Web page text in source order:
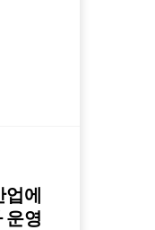
에
운영